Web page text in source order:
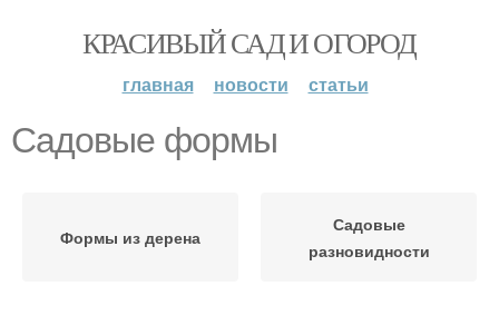
КРАСИВЫЙ САД И ОГОРОД
главная новости статьи
Садовые формы
Формы из дерена
Садовые
разновидности